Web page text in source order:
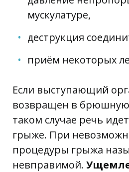
мускулатуре,
деструкция
приём некоторых
Если выступающий
возвращен в брюшную
таком случае речь
грыже. При
процедуры грыжа
невправимой.